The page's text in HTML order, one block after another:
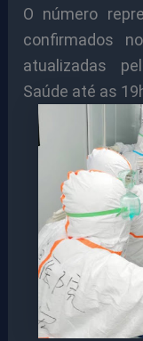
O número
confirmados
atualizadas
Saúde até as